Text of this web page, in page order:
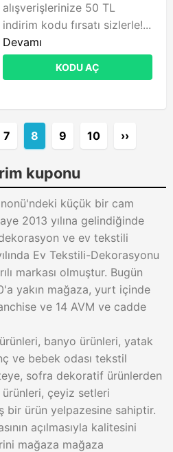
alışverişlerinize 50 TL
indirim kodu fırsatı sizlerle!...
Devamı
KODU AÇ
7 8 9 10 ››
kuponu
küçük bir cam
2013 yılına gelindiğinde
ve ev tekstili
Ev Tekstili-Dekorasyonu
markası olmuştur. Bugün
yakın mağaza, yurt içinde
ve 14 AVM ve cadde
banyo ürünleri, yatak
ve bebek odası tekstil
sofra dekoratif ürünlerden
çeyiz setleri
bir ürün yelpazesine sahiptir.
açılmasıyla kalitesini
mağaza mağaza